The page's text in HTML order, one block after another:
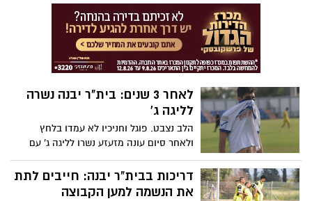
ותארח את יבנה בשכונת התקווה בשבוע הבא
לאחר 3 שנים: בית"ר יבנה נשרה
לליגה ג'
הלב נצבט. פוגל וחניכיו לא עמדו בלחץ
ולאחר סיום עונה מזעזע נשרו לליגה ג' עם
הפסד בגמר הפלייאוף התחתון לעירוני
נתיבות, שניצחו 0:3 בהארכה. ביבנה אמרו:
"הכתובת הייתה על הקיר, הכל הלך לנו הפוך
דריכות בבית"ר יבנה: חייבים לתת
את הנשמה למען הקבוצה